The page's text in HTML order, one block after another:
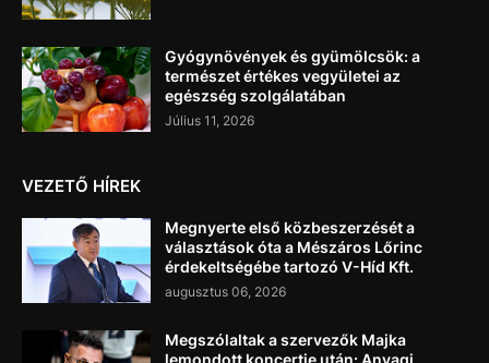
Gyógynövények és gyümölcsök: a
természet értékes vegyületei az
egészség szolgálatában
Július 11, 2026
VEZETŐ HÍREK
Megnyerte első közbeszerzését a
választások óta a Mészáros Lőrinc
érdekeltségébe tartozó V-Híd Kft.
augusztus 06, 2026
Megszólaltak a szervezők Majka